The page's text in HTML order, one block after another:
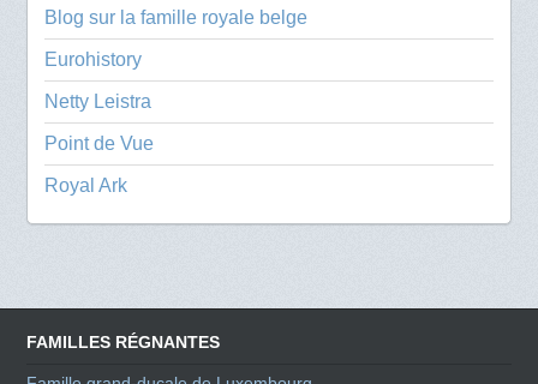
Blog sur la famille royale belge
Eurohistory
Netty Leistra
Point de Vue
Royal Ark
FAMILLES RÉGNANTES